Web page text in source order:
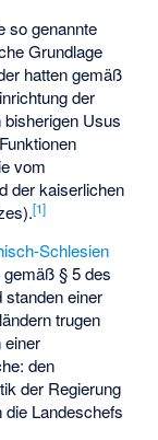
so genannte
Grundlage
hatten gemäß
der
Usus
vom
der kaiserlichen
[1]
Schlesien
§ 5 des
standen einer
trugen
einer
den
der Regierung
die Landeschefs